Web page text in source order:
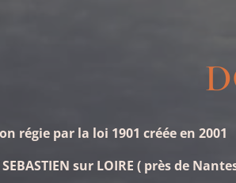
régie par la loi 1901 créée en 2001
sur LOIRE ( près de